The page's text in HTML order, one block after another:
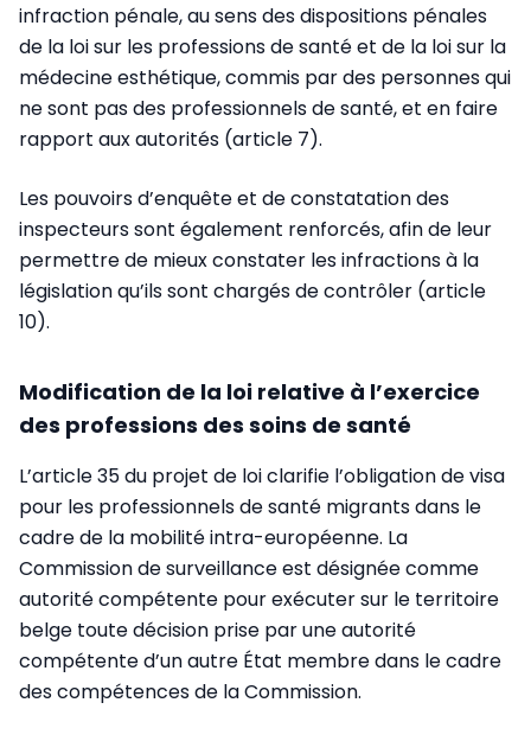
infraction pénale, au sens des dispositions pénales
de la loi sur les professions de santé et de la loi sur la
médecine esthétique, commis par des personnes qui
ne sont pas des professionnels de santé, et en faire
rapport aux autorités (article 7).
Les pouvoirs d’enquête et de constatation des
inspecteurs sont également renforcés, afin de leur
permettre de mieux constater les infractions à la
législation qu’ils sont chargés de contrôler (article
10).
Modification de la loi relative à l’exercice
des professions des soins de santé
L’article 35 du projet de loi clarifie l’obligation de visa
pour les professionnels de santé migrants dans le
cadre de la mobilité intra-européenne. La
Commission de surveillance est désignée comme
autorité compétente pour exécuter sur le territoire
belge toute décision prise par une autorité
compétente d’un autre État membre dans le cadre
des compétences de la Commission.